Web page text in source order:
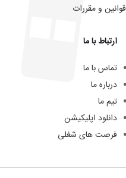
قوانین و مقررات
ارتباط با ما
تماس با ما
درباره ما
تیم ما
دانلود اپلیکیشن
فرصت های شغلی